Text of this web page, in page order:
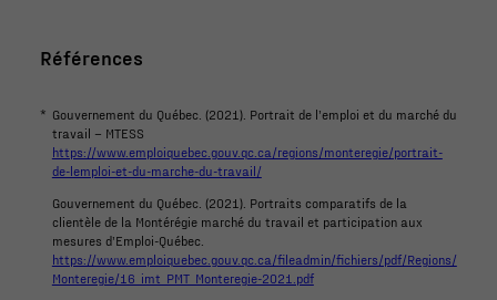
Références
* Gouvernement du Québec. (2021). Portrait de l’emploi et du marché du
travail – MTESS
https://www.emploiquebec.gouv.qc.ca/regions/monteregie/portrait-
de-lemploi-et-du-marche-du-travail/
Gouvernement du Québec. (2021). Portraits comparatifs de la
clientèle de la Montérégie marché du travail et participation aux
mesures d’Emploi-Québec.
https://www.emploiquebec.gouv.qc.ca/fileadmin/fichiers/pdf/Regions/
Monteregie/16_imt_PMT_Monteregie-2021.pdf
site Web est
utilisé.
Marketing
En partageant
votre intérêt